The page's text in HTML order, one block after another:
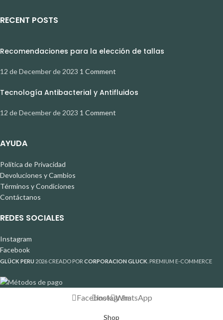
RECENT POSTS
Recomendaciones para la elección de tallas
12 de December de 2023 1 Comment
Tecnología Antibacterial y Antifluidos
12 de December de 2023 1 Comment
AYUDA
Política de Privacidad
Devoluciones y Cambios
Términos y Condiciones
Contáctanos
REDES SOCIALES
Instagram
Facebook
GLÜCK PERU 2026 CREADO POR CORPORACION GLUCK . PREMIUM E-COMMERCE
FacebookInstagramWhatsApp
Shop